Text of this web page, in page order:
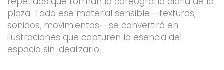
plaza. Todo ese material sensible —texturas,
sonidos, movimientos— se convertirá en
ilustraciones que capturen la esencia del
espacio sin idealizarlo.